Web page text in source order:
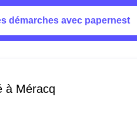
démarches avec papernest
à Méracq